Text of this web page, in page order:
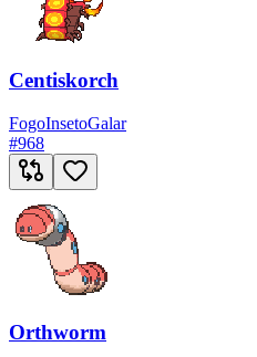
Centiskorch
FogoInsetoGalar
#968
Orthworm